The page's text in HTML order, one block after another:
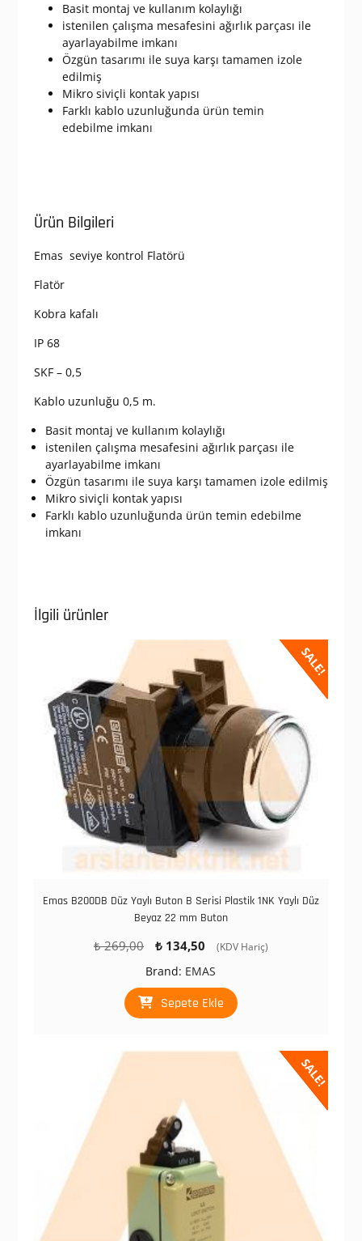
Basit montaj ve kullanım kolaylığı
istenilen çalışma mesafesini ağırlık parçası ile
ayarlayabilme imkanı
Özgün tasarımı ile suya karşı tamamen izole
edilmiş
Mikro siviçli kontak yapısı
Farklı kablo uzunluğunda ürün temin
edebilme imkanı
Ürün Bilgileri
Emas seviye kontrol Flatörü
Flatör
Kobra kafalı
IP 68
SKF – 0,5
Kablo uzunluğu 0,5 m.
Basit montaj ve kullanım kolaylığı
istenilen çalışma mesafesini ağırlık parçası ile
ayarlayabilme imkanı
Özgün tasarımı ile suya karşı tamamen izole edilmiş
Mikro siviçli kontak yapısı
Farklı kablo uzunluğunda ürün temin edebilme
imkanı
İlgili ürünler
SALE!
Emas B200DB Düz Yaylı Buton B Serisi Plastik 1NK Yaylı Düz
Beyaz 22 mm Buton
₺269,00
Orijinal
₺ 269,00.
₺134,50
Şu
fiyat:
₺ 134,50.
(KDV Hariç)
Brand: EMAS
Sepete Ekle
SALE!